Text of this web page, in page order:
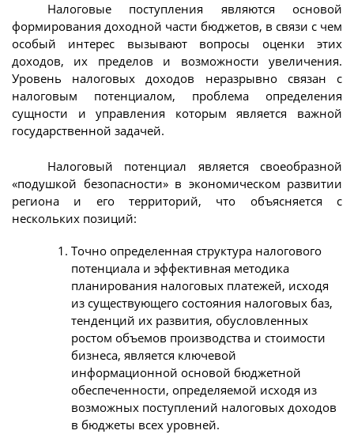
Налоговые поступления являются основой
формирования доходной части бюджетов, в связи с чем
особый интерес вызывают вопросы оценки этих
доходов, их пределов и возможности увеличения.
Уровень налоговых доходов неразрывно связан с
налоговым потенциалом, проблема определения
сущности и управления которым является важной
государственной задачей.
Налоговый потенциал является своеобразной
«подушкой безопасности» в экономическом развитии
региона и его территорий, что объясняется с
нескольких позиций:
Точно определенная структура налогового
потенциала и эффективная методика
планирования налоговых платежей, исходя
из существующего состояния налоговых баз,
тенденций их развития, обусловленных
ростом объемов производства и стоимости
бизнеса, является ключевой
информационной основой бюджетной
обеспеченности, определяемой исходя из
возможных поступлений налоговых доходов
в бюджеты всех уровней.